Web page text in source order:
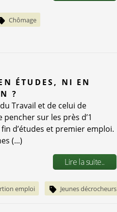
Chômage
ÉTUDES, NI EN
?
Travail et de celui de
sur les près d’1
d’études et premier emploi.
(...)
Lire la suite..
emploi Jeunes décrocheurs